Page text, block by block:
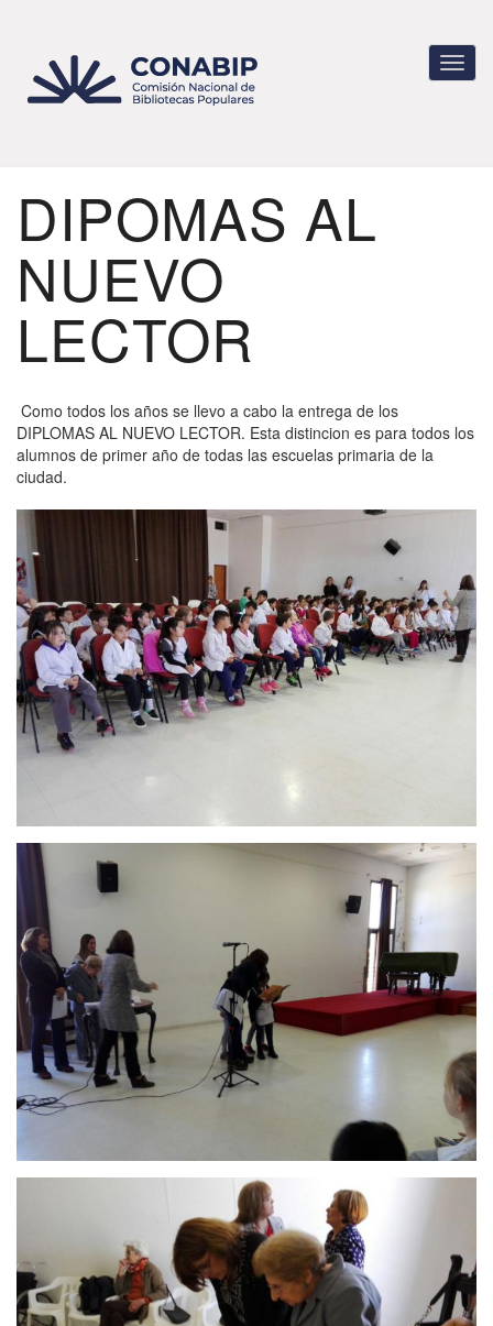
contenido
principal
DIPOMAS AL
NUEVO
LECTOR
Como todos los años se llevo a cabo la entrega de los
DIPLOMAS AL NUEVO LECTOR. Esta distincion es para todos los
alumnos de primer año de todas las escuelas primaria de la
ciudad.